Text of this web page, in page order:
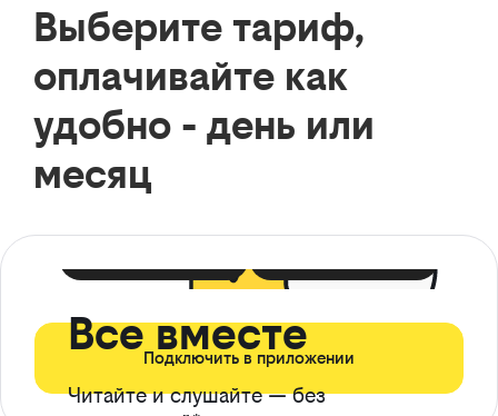
Выберите тариф,
оплачивайте как
удобно - день или
месяц
Все вместе
Читайте и слушайте — без
Подключить в приложении